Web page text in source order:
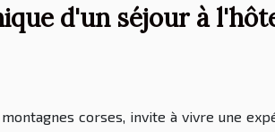
d'un séjour à
corses, invite à vivre une